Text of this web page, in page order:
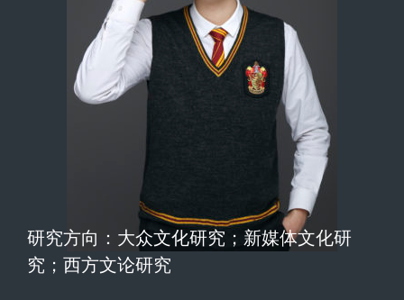
研究方向：大众文化研究；新媒体文化研
究；西方文论研究